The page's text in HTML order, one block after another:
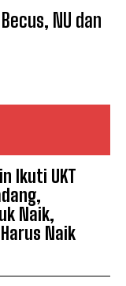
Ikuti UKT
Naik,
Naik
NU dan